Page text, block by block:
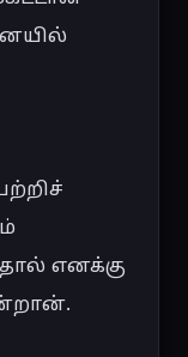
எனக்கு